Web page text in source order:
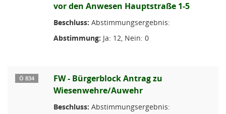
vor den Anwesen Hauptstraße 1-5
Beschluss: Abstimmungsergebnis:
Abstimmung: Ja: 12, Nein: 0
Ö 834
FW - Bürgerblock Antrag zu
Wiesenwehre/Auwehr
Beschluss: Abstimmungsergebnis: